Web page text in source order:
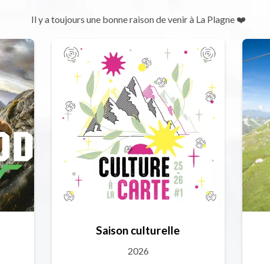
Il y a toujours une bonne raison de venir à La Plagne ❤️
Saison culturelle
2026